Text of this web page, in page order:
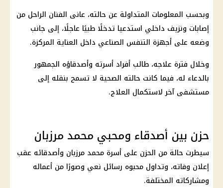
وبحسب المعلومات المتداولة عن حالته، عانى الفنان الراحل من
إصابات ونزيف داخلي استدعيا تدخلًا طبيًا عاجلًا، إلى جانب
وضعه على أجهزة التنفس الصناعي داخل العناية المركزة.
وخلال فترة علاجه، طالب أفراد أسرته وأصدقاؤه الجمهور
بالدعاء له، فيما كانت حالته الصحية لا تسمح بنقله إلى
مستشفى آخر لاستكمال العلاج.
حزن بين أصدقاء ومحبي محمد مرزبان
سيطرت حالة من الحزن على أسرة محمد مرزبان وأصدقائه عقب
إعلان وفاته، وتداول محبوه رسائل نعي وصورًا من أعماله
ومشاركاته المختلفة.